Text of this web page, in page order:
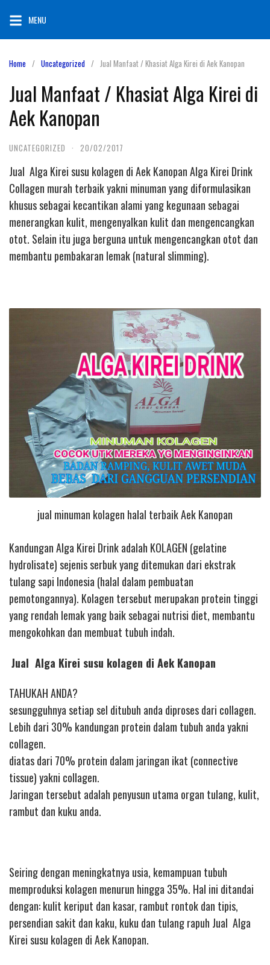
content
MENU
Home Uncategorized Jual Manfaat / Khasiat Alga Kirei di Aek Kanopan
Jual Manfaat / Khasiat Alga Kirei di
Aek Kanopan
UNCATEGORIZED · 20/02/2017
Jual Alga Kirei susu kolagen di Aek Kanopan Alga Kirei Drink
Collagen murah terbaik yakni minuman yang diformulasikan
khusus sebagai kecantikan alami yang kegunaan sebagai
menerangkan kulit, mengenyalkan kulit dan mengencangkan
otot. Selain itu juga berguna untuk mengencangkan otot dan
membantu pembakaran lemak (natural slimming).
jual minuman kolagen halal terbaik Aek Kanopan
Kandungan Alga Kirei Drink adalah KOLAGEN (gelatine
hydrolisate) sejenis serbuk yang ditemukan dari ekstrak
tulang sapi Indonesia (halal dalam pembuatan
pemotongannya). Kolagen tersebut merupakan protein tinggi
yang rendah lemak yang baik sebagai nutrisi diet, membantu
mengokohkan dan membuat tubuh indah.
Jual Alga Kirei susu kolagen di Aek Kanopan
TAHUKAH ANDA?
sesungguhnya setiap sel ditubuh anda diproses dari collagen.
Lebih dari 30% kandungan protein dalam tubuh anda yakni
collagen.
diatas dari 70% protein dalam jaringan ikat (connective
tissue) yakni collagen.
Jaringan tersebut adalah penyusun utama organ tulang, kulit,
rambut dan kuku anda.
Seiring dengan meningkatnya usia, kemampuan tubuh
memproduksi kolagen menurun hingga 35%. Hal ini ditandai
dengan: kulit keriput dan kasar, rambut rontok dan tipis,
persendian sakit dan kaku, kuku dan tulang rapuh Jual Alga
Kirei susu kolagen di Aek Kanopan.